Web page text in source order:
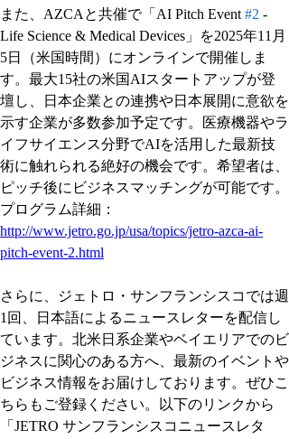
また、AZCAと共催で「AI Pitch Event #2 -
Life Science & Medical Devices」を2025年11月
5日（米国時間）にオンラインで開催しま
す。最大15社の米国AIスタートアップが登
壇し、日本企業との連携や日本展開に意欲を
示す企業が多数参加予定です。医療機器やラ
イフサイエンス分野でAIを活用した最新技
術に触れられる絶好の機会です。希望者は、
ピッチ後にビジネスマッチングが可能です。
プログラム詳細：
http://www.jetro.go.jp/usa/topics/jetro-azca-ai-
pitch-event-2.html
さらに、ジェトロ・サンフランシスコでは週
1回、日本語によるニュースレターを配信し
ています。北米日系企業やベイエリアでのビ
ジネスに関心のある方へ、最新のイベントや
ビジネス情報をお届けしております。ぜひこ
ちらもご登録ください。以下のリンクから
「JETRO サンフランシスコニュースレタ